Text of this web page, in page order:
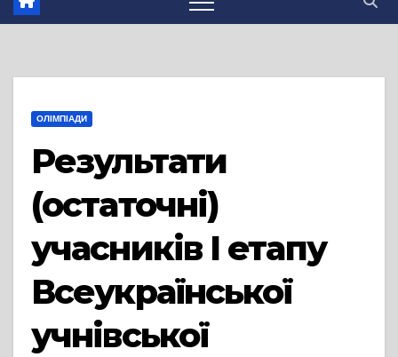
ОЛІМПІАДИ
Результати
(остаточні)
учасників І етапу
Всеукраїнської
учнівської